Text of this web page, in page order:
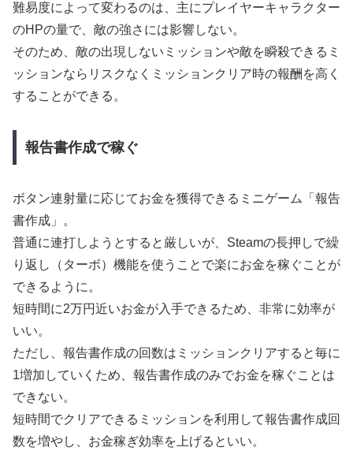
難易度によって変わるのは、主にプレイヤーキャラクター
のHPの量で、敵の強さには影響しない。
そのため、敵の出現しないミッションや敵を瞬殺できるミ
ッションならリスクなくミッションクリア時の報酬を高く
することができる。
報告書作成で稼ぐ
ボタン連射量に応じてお金を獲得できるミニゲーム「報告
書作成」。
普通に連打しようとすると厳しいが、Steamの長押しで繰
り返し（ターボ）機能を使うことで楽にお金を稼ぐことが
できるように。
短時間に2万円近いお金が入手できるため、非常に効率が
いい。
ただし、報告書作成の回数はミッションクリアすると毎に
1増加していくため、報告書作成のみでお金を稼ぐことは
できない。
短時間でクリアできるミッションを利用して報告書作成回
数を増やし、お金稼ぎ効率を上げるといい。